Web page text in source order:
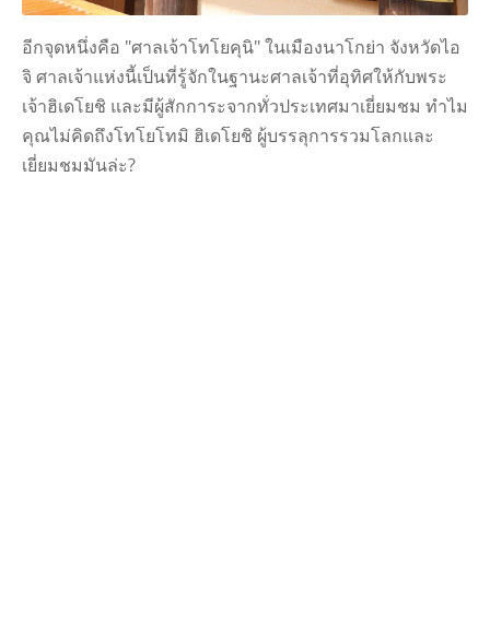
อีกจุดหนึ่งคือ "ศาลเจ้าโทโยคุนิ" ในเมืองนาโกย่า จังหวัดไอ
จิ ศาลเจ้าแห่งนี้เป็นที่รู้จักในฐานะศาลเจ้าที่อุทิศให้กับพระ
เจ้าฮิเดโยชิ และมีผู้สักการะจากทั่วประเทศมาเยี่ยมชม ทําไม
คุณไม่คิดถึงโทโยโทมิ ฮิเดโยชิ ผู้บรรลุการรวมโลกและ
เยี่ยมชมมันล่ะ?